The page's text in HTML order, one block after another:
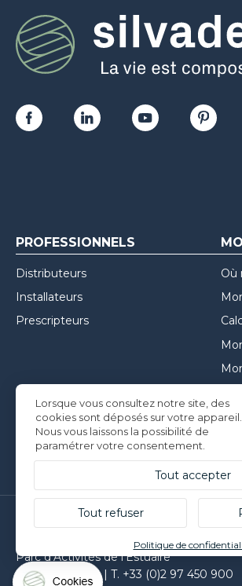
PROFESSIONNELS
Distributeurs
Installateurs
Prescripteurs
Où
Parc d’Activités de l’Estuaire
F-56190 ARZAL | T. +33 (0)2 97 450 900
Lorsque vous consultez notre site, des
cookies sont déposés sur votre appareil.
Nous vous laissons la possibilité de
paramétrer votre consentement.
Tout accepter
Tout refuser
Politique de